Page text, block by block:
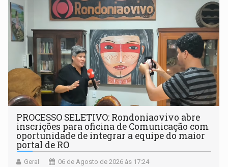
PROCESSO SELETIVO: Rondoniaovivo abre
inscrições para oficina de Comunicação com
oportunidade de integrar a equipe do maior
portal de RO
Geral 06 de Agosto de 2026 às 17:24